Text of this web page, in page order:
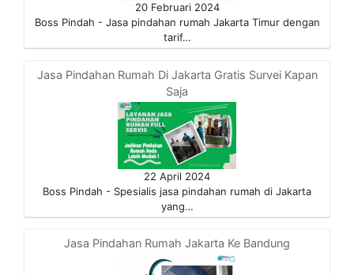
20 Februari 2024
Boss Pindah - Jasa pindahan rumah Jakarta Timur dengan
tarif…
Jasa Pindahan Rumah Di Jakarta Gratis Survei Kapan
Saja
22 April 2024
Boss Pindah - Spesialis jasa pindahan rumah di Jakarta
yang…
Jasa Pindahan Rumah Jakarta Ke Bandung